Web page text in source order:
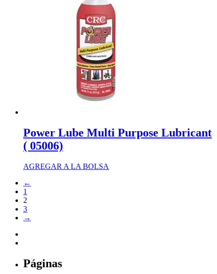
Power Lube Multi Purpose Lubricant
( 05006)
AGREGAR A LA BOLSA
←
1
2
3
→
Páginas